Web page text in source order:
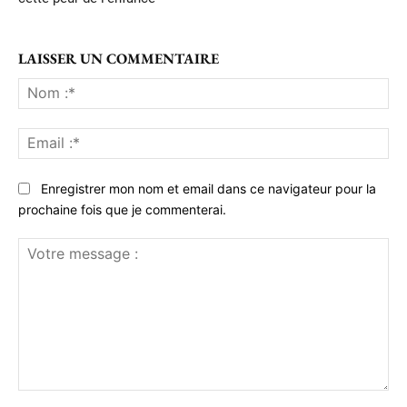
LAISSER UN COMMENTAIRE
:*
:*
Enregistrer mon nom et email dans ce navigateur pour la
prochaine fois que je commenterai.